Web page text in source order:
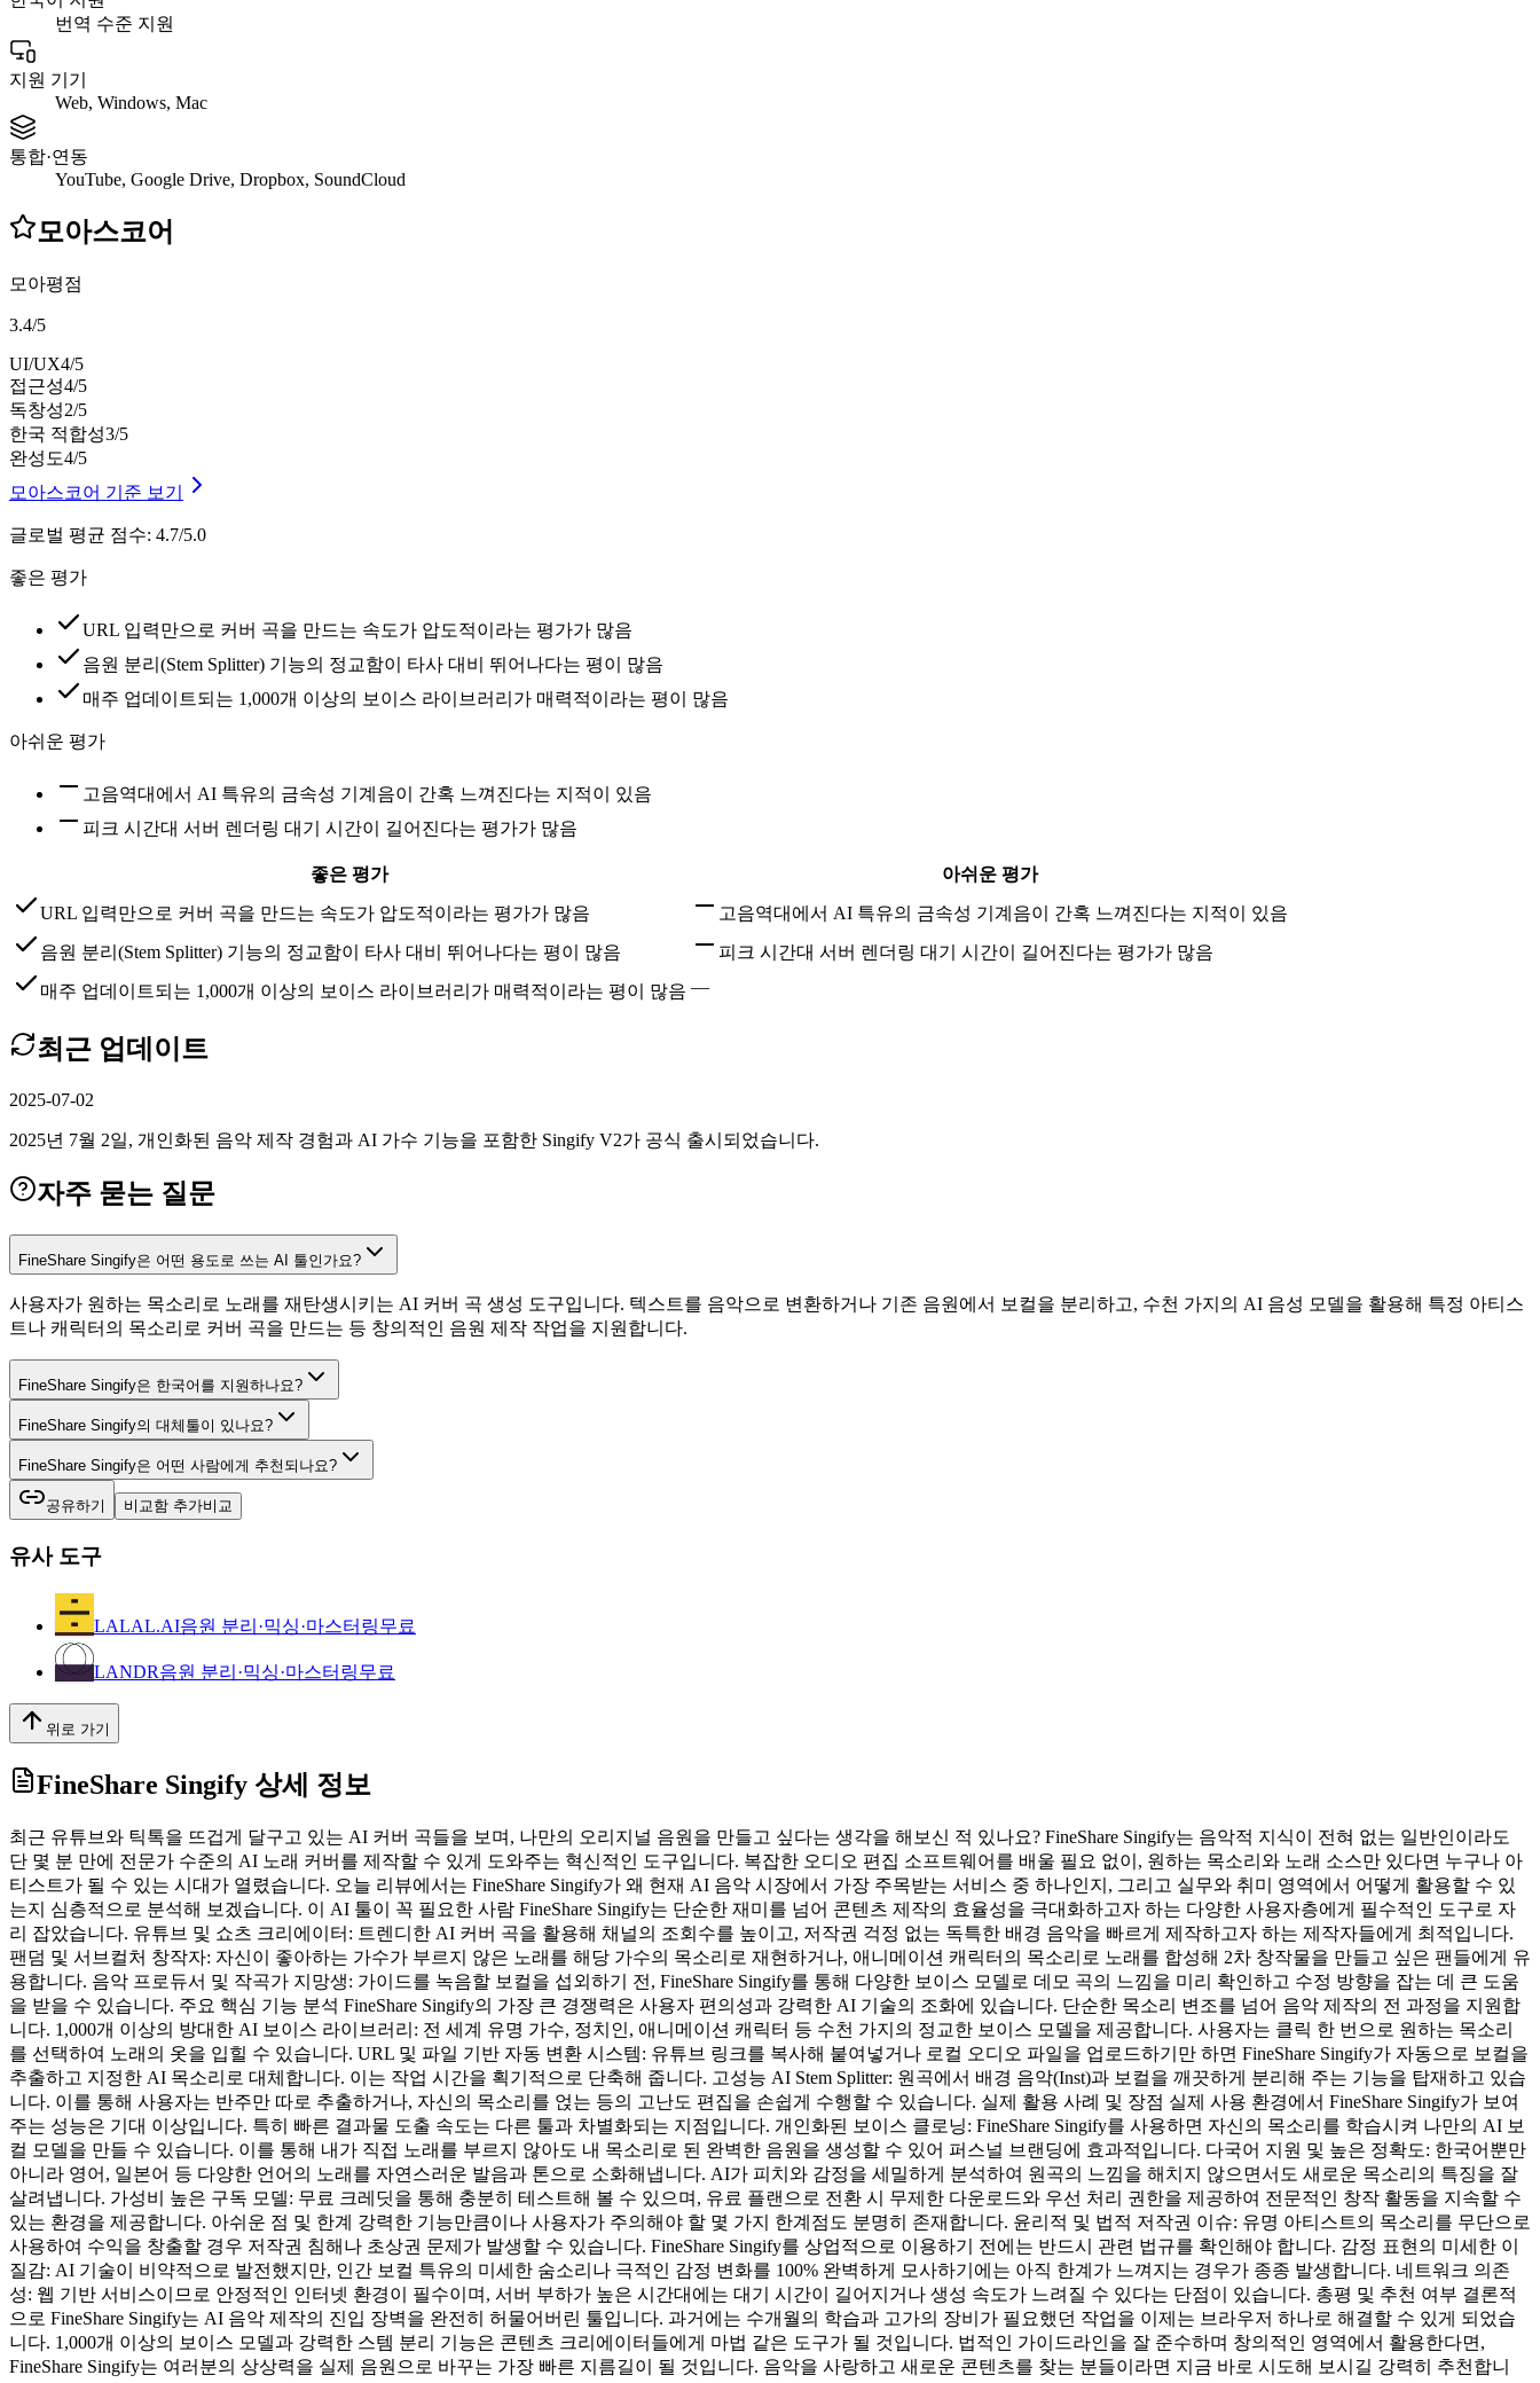
번역 수준 지원
지원 기기
Web, Windows, Mac
통합·연동
YouTube, Google Drive, Dropbox, SoundCloud
모아스코어
모아평점
3.4/5
UI/UX4/5
접근성4/5
독창성2/5
한국 적합성3/5
완성도4/5
모아스코어 기준 보기
글로벌 평균 점수: 4.7/5.0
좋은 평가
URL 입력만으로 커버 곡을 만드는 속도가 압도적이라는 평가가 많음
음원 분리(Stem Splitter) 기능의 정교함이 타사 대비 뛰어나다는 평이 많음
매주 업데이트되는 1,000개 이상의 보이스 라이브러리가 매력적이라는 평이 많음
아쉬운 평가
고음역대에서 AI 특유의 금속성 기계음이 간혹 느껴진다는 지적이 있음
피크 시간대 서버 렌더링 대기 시간이 길어진다는 평가가 많음
좋은 평가
아쉬운 평가
URL 입력만으로 커버 곡을 만드는 속도가 압도적이라는 평가가 많음
고음역대에서 AI 특유의 금속성 기계음이 간혹 느껴진다는 지적이 있음
음원 분리(Stem Splitter) 기능의 정교함이 타사 대비 뛰어나다는 평이 많음
피크 시간대 서버 렌더링 대기 시간이 길어진다는 평가가 많음
매주 업데이트되는 1,000개 이상의 보이스 라이브러리가 매력적이라는 평이 많음 —
최근 업데이트
2025-07-02
2025년 7월 2일, 개인화된 음악 제작 경험과 AI 가수 기능을 포함한 Singify V2가 공식 출시되었습니다.
자주 묻는 질문
FineShare Singify은 어떤 용도로 쓰는 AI 툴인가요?
사용자가 원하는 목소리로 노래를 재탄생시키는 AI 커버 곡 생성 도구입니다. 텍스트를 음악으로 변환하거나 기존 음원에서 보컬을 분리하고, 수천 가지의 AI 음성 모델을 활용해 특정 아티스
트나 캐릭터의 목소리로 커버 곡을 만드는 등 창의적인 음원 제작 작업을 지원합니다.
FineShare Singify은 한국어를 지원하나요?
FineShare Singify의 대체툴이 있나요?
FineShare Singify은 어떤 사람에게 추천되나요?
공유하기 비교함 추가비교
유사 도구
LALAL.AI음원 분리·믹싱·마스터링무료
LANDR음원 분리·믹싱·마스터링무료
위로 가기
FineShare Singify 상세 정보
최근 유튜브와 틱톡을 뜨겁게 달구고 있는 AI 커버 곡들을 보며, 나만의 오리지널 음원을 만들고 싶다는 생각을 해보신 적 있나요? FineShare Singify는 음악적 지식이 전혀 없는 일반인이라도
단 몇 분 만에 전문가 수준의 AI 노래 커버를 제작할 수 있게 도와주는 혁신적인 도구입니다. 복잡한 오디오 편집 소프트웨어를 배울 필요 없이, 원하는 목소리와 노래 소스만 있다면 누구나 아
티스트가 될 수 있는 시대가 열렸습니다. 오늘 리뷰에서는 FineShare Singify가 왜 현재 AI 음악 시장에서 가장 주목받는 서비스 중 하나인지, 그리고 실무와 취미 영역에서 어떻게 활용할 수 있
는지 심층적으로 분석해 보겠습니다. 이 AI 툴이 꼭 필요한 사람 FineShare Singify는 단순한 재미를 넘어 콘텐츠 제작의 효율성을 극대화하고자 하는 다양한 사용자층에게 필수적인 도구로 자
리 잡았습니다. 유튜브 및 쇼츠 크리에이터: 트렌디한 AI 커버 곡을 활용해 채널의 조회수를 높이고, 저작권 걱정 없는 독특한 배경 음악을 빠르게 제작하고자 하는 제작자들에게 최적입니다.
팬덤 및 서브컬처 창작자: 자신이 좋아하는 가수가 부르지 않은 노래를 해당 가수의 목소리로 재현하거나, 애니메이션 캐릭터의 목소리로 노래를 합성해 2차 창작물을 만들고 싶은 팬들에게 유
용합니다. 음악 프로듀서 및 작곡가 지망생: 가이드를 녹음할 보컬을 섭외하기 전, FineShare Singify를 통해 다양한 보이스 모델로 데모 곡의 느낌을 미리 확인하고 수정 방향을 잡는 데 큰 도움
을 받을 수 있습니다. 주요 핵심 기능 분석 FineShare Singify의 가장 큰 경쟁력은 사용자 편의성과 강력한 AI 기술의 조화에 있습니다. 단순한 목소리 변조를 넘어 음악 제작의 전 과정을 지원합
니다. 1,000개 이상의 방대한 AI 보이스 라이브러리: 전 세계 유명 가수, 정치인, 애니메이션 캐릭터 등 수천 가지의 정교한 보이스 모델을 제공합니다. 사용자는 클릭 한 번으로 원하는 목소리
를 선택하여 노래의 옷을 입힐 수 있습니다. URL 및 파일 기반 자동 변환 시스템: 유튜브 링크를 복사해 붙여넣거나 로컬 오디오 파일을 업로드하기만 하면 FineShare Singify가 자동으로 보컬을
추출하고 지정한 AI 목소리로 대체합니다. 이는 작업 시간을 획기적으로 단축해 줍니다. 고성능 AI Stem Splitter: 원곡에서 배경 음악(Inst)과 보컬을 깨끗하게 분리해 주는 기능을 탑재하고 있습
니다. 이를 통해 사용자는 반주만 따로 추출하거나, 자신의 목소리를 얹는 등의 고난도 편집을 손쉽게 수행할 수 있습니다. 실제 활용 사례 및 장점 실제 사용 환경에서 FineShare Singify가 보여
주는 성능은 기대 이상입니다. 특히 빠른 결과물 도출 속도는 다른 툴과 차별화되는 지점입니다. 개인화된 보이스 클로닝: FineShare Singify를 사용하면 자신의 목소리를 학습시켜 나만의 AI 보
컬 모델을 만들 수 있습니다. 이를 통해 내가 직접 노래를 부르지 않아도 내 목소리로 된 완벽한 음원을 생성할 수 있어 퍼스널 브랜딩에 효과적입니다. 다국어 지원 및 높은 정확도: 한국어뿐만
아니라 영어, 일본어 등 다양한 언어의 노래를 자연스러운 발음과 톤으로 소화해냅니다. AI가 피치와 감정을 세밀하게 분석하여 원곡의 느낌을 해치지 않으면서도 새로운 목소리의 특징을 잘
살려냅니다. 가성비 높은 구독 모델: 무료 크레딧을 통해 충분히 테스트해 볼 수 있으며, 유료 플랜으로 전환 시 무제한 다운로드와 우선 처리 권한을 제공하여 전문적인 창작 활동을 지속할 수
있는 환경을 제공합니다. 아쉬운 점 및 한계 강력한 기능만큼이나 사용자가 주의해야 할 몇 가지 한계점도 분명히 존재합니다. 윤리적 및 법적 저작권 이슈: 유명 아티스트의 목소리를 무단으로
사용하여 수익을 창출할 경우 저작권 침해나 초상권 문제가 발생할 수 있습니다. FineShare Singify를 상업적으로 이용하기 전에는 반드시 관련 법규를 확인해야 합니다. 감정 표현의 미세한 이
질감: AI 기술이 비약적으로 발전했지만, 인간 보컬 특유의 미세한 숨소리나 극적인 감정 변화를 100% 완벽하게 모사하기에는 아직 한계가 느껴지는 경우가 종종 발생합니다. 네트워크 의존
성: 웹 기반 서비스이므로 안정적인 인터넷 환경이 필수이며, 서버 부하가 높은 시간대에는 대기 시간이 길어지거나 생성 속도가 느려질 수 있다는 단점이 있습니다. 총평 및 추천 여부 결론적
으로 FineShare Singify는 AI 음악 제작의 진입 장벽을 완전히 허물어버린 툴입니다. 과거에는 수개월의 학습과 고가의 장비가 필요했던 작업을 이제는 브라우저 하나로 해결할 수 있게 되었습
니다. 1,000개 이상의 보이스 모델과 강력한 스템 분리 기능은 콘텐츠 크리에이터들에게 마법 같은 도구가 될 것입니다. 법적인 가이드라인을 잘 준수하며 창의적인 영역에서 활용한다면,
FineShare Singify는 여러분의 상상력을 실제 음원으로 바꾸는 가장 빠른 지름길이 될 것입니다. 음악을 사랑하고 새로운 콘텐츠를 찾는 분들이라면 지금 바로 시도해 보시길 강력히 추천합니